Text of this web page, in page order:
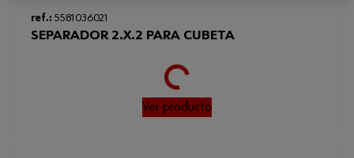
ref.: 5581036021
SEPARADOR 2.X.2 PARA CUBETA
Loading...
Ver producto